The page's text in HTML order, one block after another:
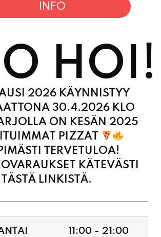
INFO
HOI!
2026 KÄYNNISTYY
30.4.2026 KLO
ON KESÄN 2025
PIZZAT
TERVETULOA!
KÄTEVÄSTI
TÄSTÄ LINKISTÄ.
11:00 - 21:00